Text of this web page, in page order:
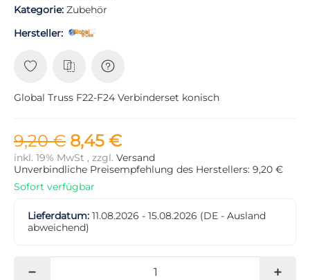
Kategorie: Zubehör
Hersteller:
Global Truss F22-F24 Verbinderset konisch
9,20 € 8,45 €
inkl. 19% MwSt , zzgl. Versand
Unverbindliche Preisempfehlung des Herstellers: 9,20 €
Sofort verfügbar
Lieferdatum: 11.08.2026 - 15.08.2026 (DE - Ausland
abweichend)